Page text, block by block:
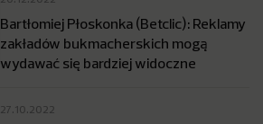
Bartłomiej Płoskonka (Betclic): Reklamy
zakładów bukmacherskich mogą
wydawać się bardziej widoczne
27.10.2022